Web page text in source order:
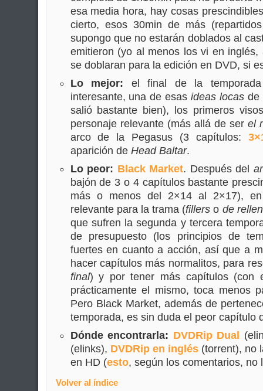
esa media hora, hay cosas
cierto, esos 30min de más
supongo que no estarán doblados al
emitieron (yo al menos los vi en
se doblaran para la edición en DVD, si
Lo mejor: el final de la
interesante, una de esasideas locas de
salió bastante bien), los primeros
personaje relevante (más allá de ser el
arco de la Pegasus (3 capítulos:
aparición de Head Baltar.
Lo peor: Black Market. Después del
bajón de 3 o 4 capítulos bastante
más o menos del 2×14 al 2×17),
relevante para la trama (fillers o de
que sufren la segunda y tercera
de presupuesto (los principios de
fuertes en cuanto a acción, así que a
hacer capítulos más normalitos, para
final) y por tener más capítulos (con
prácticamente el mismo, toca menos
Pero Black Market, además de
temporada, es sin duda el peor capítulo
Dónde encontrarla: DVDRip Dual
(elinks), DVDRip en inglés(torrent), no
en HD (esto, según los comentarios, no
Volver al índice